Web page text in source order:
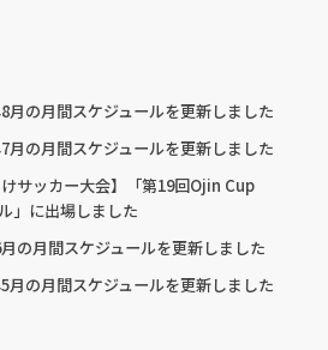
月の月間スケジュールを更新しました
月の月間スケジュールを更新しました
けサッカー大会】「第19回Ojin Cup
」に出場しました
の月間スケジュールを更新しました
月の月間スケジュールを更新しました